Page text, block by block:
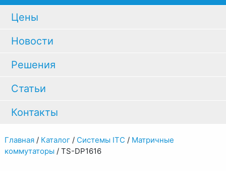
Цены
Новости
Решения
Статьи
Контакты
Главная/ Каталог/ Системы ITC / Матричные
коммутаторы / TS-DP1616